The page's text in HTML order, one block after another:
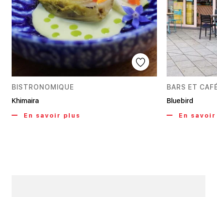
BISTRONOMIQUE
Khimaira
En savoir plus
BARS ET
Bluebird
En